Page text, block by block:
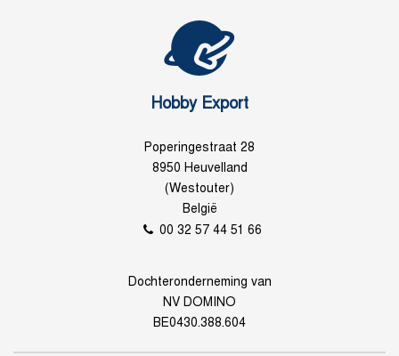
Hobby Export
Poperingestraat 28
8950 Heuvelland
(Westouter)
België
00 32 57 44 51 66
Dochteronderneming van
NV DOMINO
BE0430.388.604